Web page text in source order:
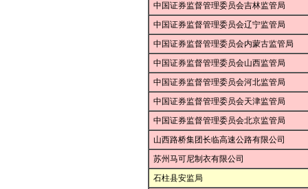
中国证券监督管理委员会吉林监管局
中国证券监督管理委员会辽宁监管局
中国证券监督管理委员会内蒙古监管局
中国证券监督管理委员会山西监管局
中国证券监督管理委员会河北监管局
中国证券监督管理委员会天津监管局
中国证券监督管理委员会北京监管局
山西路桥集团长临高速公路有限公司
苏州马可尼制衣有限公司
石柱县安监局